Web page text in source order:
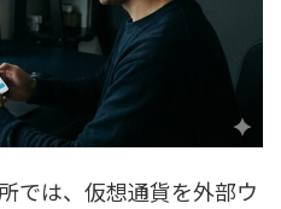
では、仮想通貨を外部ウ